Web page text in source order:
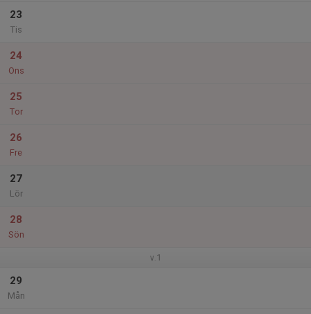
23
Tis
24
Ons
25
Tor
26
Fre
27
Lör
28
Sön
v.1
29
Mån